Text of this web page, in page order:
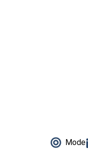
Mode